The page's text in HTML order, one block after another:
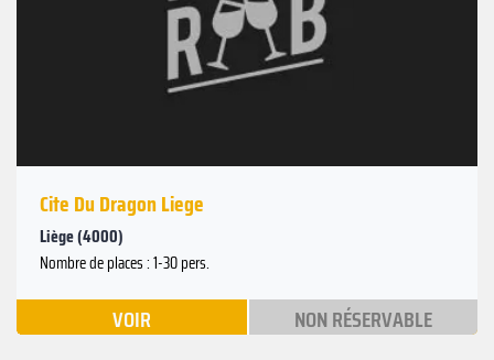
Cite Du Dragon Liege
Liège (4000)
Nombre de places : 1-30 pers.
VOIR NON RÉSERVABLE